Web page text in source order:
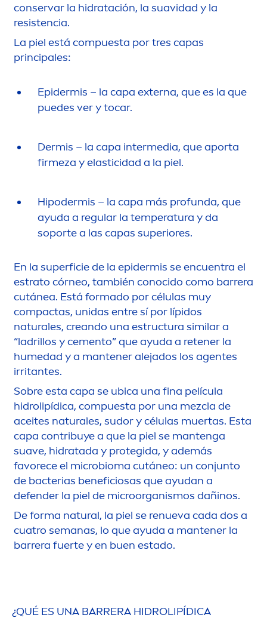
conservar la hidratación, la suavidad y la
resistencia.
La piel está compuesta por tres capas
principales:
Epidermis – la capa externa, que es la que
puedes ver y tocar.
Dermis – la capa intermedia, que aporta
firmeza y elasticidad a la piel.
Hipodermis – la capa más profunda, que
ayuda a regular la temperatura y da
soporte a las capas superiores.
En la superficie de la epidermis se encuentra el
estrato córneo, también conocido como barrera
cutánea. Está formado por células muy
compactas, unidas entre sí por lípidos
naturales, creando una estructura similar a
“ladrillos y cemento” que ayuda a retener la
humedad y a mantener alejados los agentes
irritantes.
Sobre esta capa se ubica una fina película
hidrolipídica, compuesta por una mezcla de
aceites naturales, sudor y células muertas. Esta
capa contribuye a que la piel se mantenga
suave, hidratada y protegida, y además
favorece el microbioma cutáneo: un conjunto
de bacterias beneficiosas que ayudan a
defender la piel de microorganismos dañinos.
De forma natural, la piel se renueva cada dos a
cuatro semanas, lo que ayuda a mantener la
barrera fuerte y en buen estado.
¿QUÉ ES UNA BARRERA HIDROLIPÍDICA